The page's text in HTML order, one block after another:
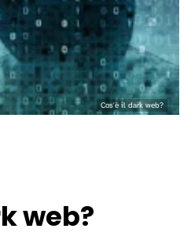
Cos'è il dark web?
web?